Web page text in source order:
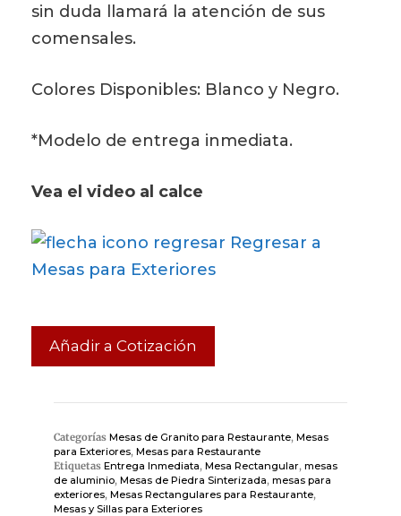
sin duda llamará la atención de sus
comensales.
Colores Disponibles: Blanco y Negro.
*Modelo de entrega inmediata.
Vea el video al calce
Regresar a
Mesas para Exteriores
Añadir a Cotización
Categorías Mesas de Granito para Restaurante, Mesas
para Exteriores, Mesas para Restaurante
Etiquetas Entrega Inmediata, Mesa Rectangular, mesas
de aluminio, Mesas de Piedra Sinterizada, mesas para
exteriores, Mesas Rectangulares para Restaurante,
Mesas y Sillas para Exteriores